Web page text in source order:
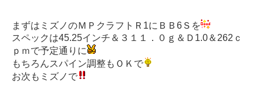
まずはミズノのＭＰクラフトＲ1にＢＢ6Ｓを
スペックは45.25インチ＆３１１．０ｇ＆Ｄ1.0＆262ｃ
ｐｍで予定通りに
もちろんスパイン調整もＯＫで
お次もミズノで